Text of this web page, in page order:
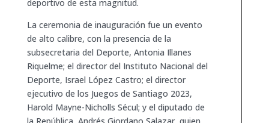
deportivo de esta magnitud.
La ceremonia de inauguración fue un evento
de alto calibre, con la presencia de la
subsecretaria del Deporte, Antonia Illanes
Riquelme; el director del Instituto Nacional del
Deporte, Israel López Castro; el director
ejecutivo de los Juegos de Santiago 2023,
Harold Mayne-Nicholls Sécul; y el diputado de
la República, Andrés Giordano Salazar, quien